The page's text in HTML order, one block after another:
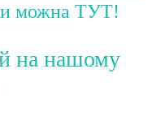
можна ТУТ!
на нашому